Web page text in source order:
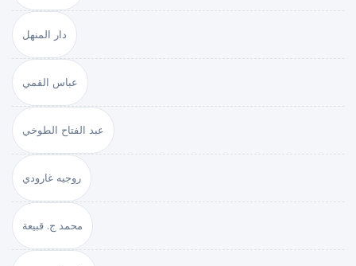
دار المنهل
عباس القمي
عبد الفتاح الطوخي
روجيه غارودي
محمد ج. قبيعة